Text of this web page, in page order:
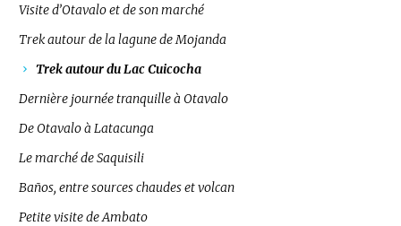
Visite d’Otavalo et de son marché
Trek autour de la lagune de Mojanda
Trek autour du Lac Cuicocha
Dernière journée tranquille à Otavalo
De Otavalo à Latacunga
Le marché de Saquisili
Baños, entre sources chaudes et volcan
Petite visite de Ambato